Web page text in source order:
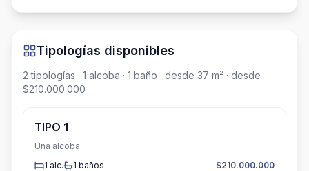
Tipologías disponibles
2 tipologías · 1 alcoba · 1 baño · desde 37 m² · desde
$210.000.000
TIPO 1
Una alcoba
1 alc. 1 baños $210.000.000